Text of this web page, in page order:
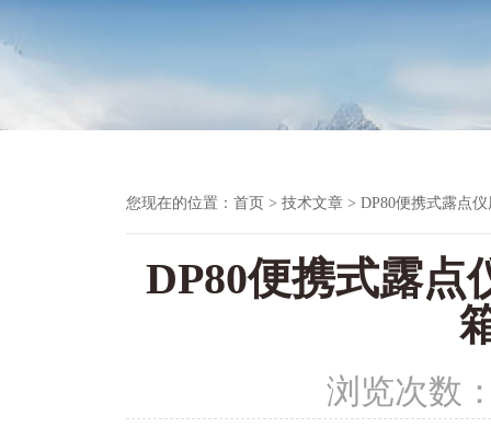
您现在的位置： 首页 > 技术文章 > DP80便携式露点
DP80便携式露点
浏览次数